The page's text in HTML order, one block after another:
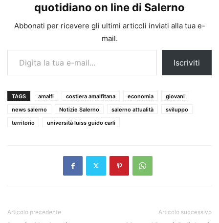
quotidiano on line di Salerno
Abbonati per ricevere gli ultimi articoli inviati alla tua e-
mail.
Digita la tua e-mail...
Iscriviti
TAGS amalfi costiera amalfitana economia
giovani
news salerno
Notizie Salerno salerno attualità
sviluppo
territorio
università luiss guido carli
Articolo precedente Articolo successivo